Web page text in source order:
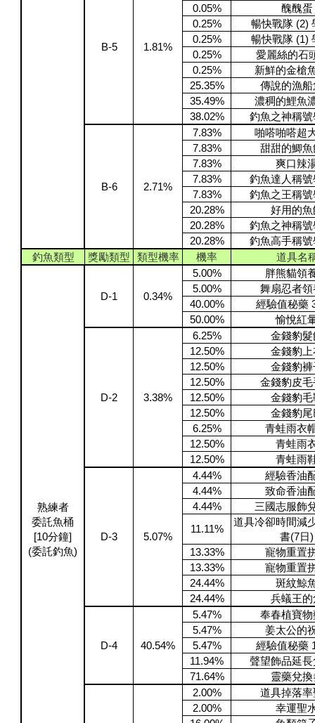
B-5 1.81%
0.05%
醜醜蛋
0.25%
暢快戰隊 (2)
0.25%
暢快戰隊 (1)
0.25%
愛麗絲的石
0.25%
新鮮的金槍
25.35%
傳說的漁船
35.49%
濃稠的鯉魚
38.02%
釣魚之神稱號
B-6 2.71%
7.83%
啪嗒啪嗒超
7.83%
甜甜的鯽魚
7.83%
爽口辣
7.83%
釣魚達人稱號
7.83%
釣魚之王稱號
20.28%
好用的魚
20.28%
釣魚之神稱號
20.28%
釣魚高手稱號
釣魚類型
獎勵類型 類型機率 機率 道具名
熟練者
委託魚桶
[10分鐘]
(委託釣魚)
D-1 0.34%
5.00%
胖熊貓領
5.00%
舞扇忍者領
40.00%
經驗值秘藥
50.00%
愉悅紅
D-2 3.38%
6.25%
金錢豹髮
12.50%
金錢豹上
12.50%
金錢豹褲
12.50%
金錢豹皮毛
12.50%
金錢豹毛
12.50%
金錢豹尾
6.25%
青蛙雨衣
12.50%
青蛙雨
12.50%
青蛙雨
D-3 5.07%
4.44%
經驗香油
4.44%
致命香油
4.44%
三國志服飾
11.11%
道具冷卻時間減
書(7日)
13.33%
寵物重置
13.33%
寵物重置
24.44%
斑紋鯨
24.44%
兵蟻王的
D-4 40.54%
5.47%
奉春植寶物
5.47%
姜太公的
5.47%
經驗值秘藥
11.94%
聲望飾品延長
71.64%
靈藥兌換
2.00%
道具掉落率
2.00%
幸運聖